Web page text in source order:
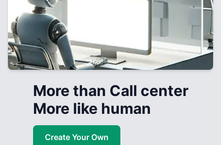
More than Call center
More like human
Create Your Own